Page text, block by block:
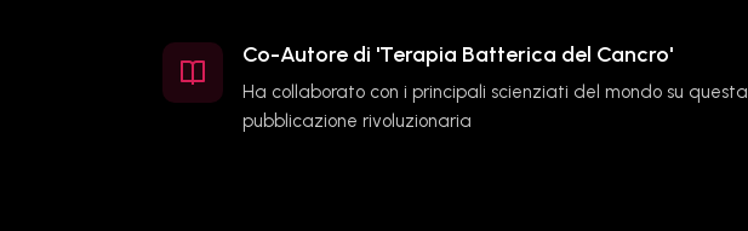
Co-Autore di 'Terapia Batterica del Cancro'
Ha collaborato con i principali scienziati del mondo su questa
pubblicazione rivoluzionaria